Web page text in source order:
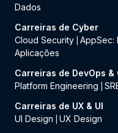
Dados
Carreiras de Cyber
Cloud Security AppSec:
Aplicações
Carreiras de DevOps &
Platform Engineering
Carreiras de UX & UI
UI Design
UX Design